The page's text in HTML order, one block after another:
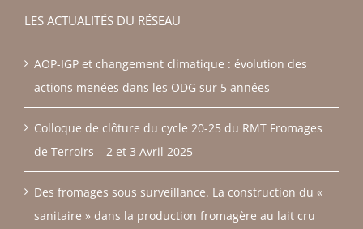
LES ACTUALITÉS DU RÉSEAU
AOP-IGP et changement climatique : évolution des
actions menées dans les ODG sur 5 années
Colloque de clôture du cycle 20-25 du RMT Fromages
de Terroirs – 2 et 3 Avril 2025
Des fromages sous surveillance. La construction du «
sanitaire » dans la production fromagère au lait cru